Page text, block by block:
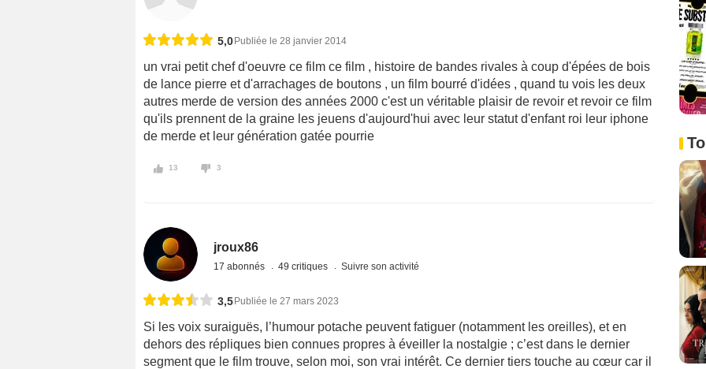
5,0Publiée le 28 janvier 2014
un vrai petit chef d'oeuvre ce film ce film , histoire de bandes rivales à coup d'épées de bois
de lance pierre et d'arrachages de boutons , un film bourré d'idées , quand tu vois les deux
autres merde de version des années 2000 c'est un véritable plaisir de revoir et revoir ce film
qu'ils prennent de la graine les jeuens d'aujourd'hui avec leur statut d'enfant roi leur iphone
de merde et leur génération gatée pourrie
13 3
jroux86
17 abonnés 49 critiques Suivre son activité
3,5Publiée le 27 mars 2023
Si les voix suraiguës, l’humour potache peuvent fatiguer (notamment les oreilles), et en
dehors des répliques bien connues propres à éveiller la nostalgie ; c’est dans le dernier
segment que le film trouve, selon moi, son vrai intérêt. Ce dernier tiers touche au cœur car il